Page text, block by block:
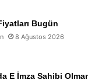
Bugün
8 Ağustos 2026
E İmza Sahibi